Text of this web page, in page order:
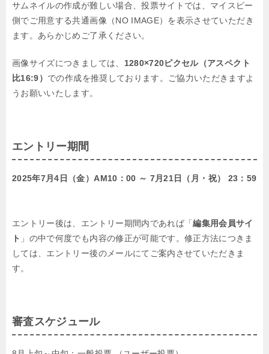
サムネイルの作成が難しい場合、投票サイトでは、マイスピー
側でご用意する共通画像（NO IMAGE）を表示させていただき
ます。あらかじめご了承ください。
画像サイズにつきましては、 1280×720ピクセル（アスペクト
比16:9） での作成を推奨しております。ご協力いただきますよ
うお願いいたします。
エントリー期間
2025年7月4日（金）AM10：00 ～ 7月21日（月・祝） 23：59
エントリー後は、エントリー期間内であれば「編集用会員サイ
ト 」の中で何度でも内容の修正が可能です。修正方法につきま
しては、エントリー後のメールにてご案内させていただきま
す。
審査スケジュール